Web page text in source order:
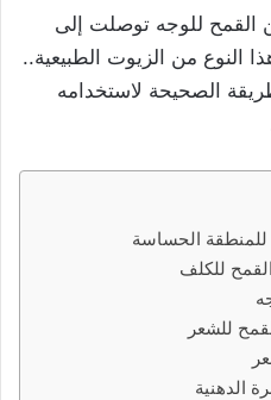
القمح للوجه توصلت إلى
النوع من الزيوت الطبيعية..
الصحيحة لاستخدامه
الحساسة
للكلف
للشعر
الدهنية